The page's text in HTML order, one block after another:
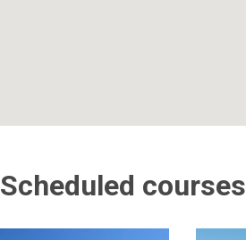
Scheduled courses